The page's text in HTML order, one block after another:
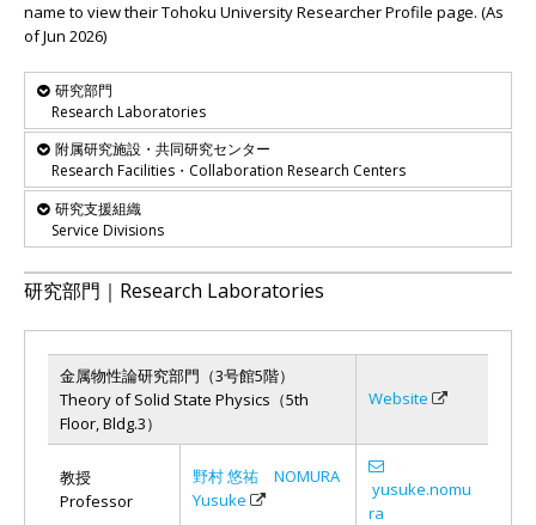
name to view their Tohoku University Researcher Profile page. (As
of Jun 2026)
研究部門
Research Laboratories
附属研究施設・共同研究センター
Research Facilities・Collaboration Research Centers
研究支援組織
Service Divisions
研究部門｜Research Laboratories
金属物性論研究部門（3号館5階）
Theory of Solid State Physics（5th
Floor, Bldg.3）
Website
教授
Professor
野村 悠祐 NOMURA
Yusuke
yusuke.nomu
ra